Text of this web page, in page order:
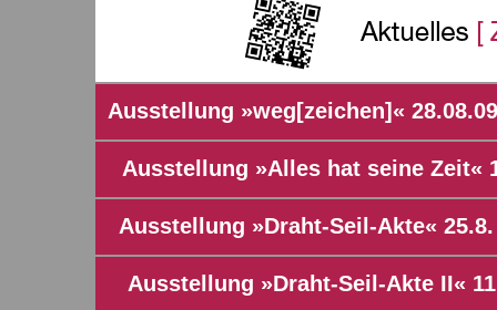
Ausstellung »weg[zeichen]«
Ausstellung »Alles hat seine Zeit«
Ausstellung »Draht-Seil-Akte«
Ausstellung »Draht-Seil-Akte II«